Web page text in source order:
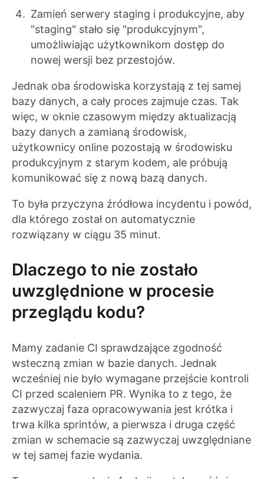
Zamień serwery staging i produkcyjne, aby
"staging" stało się "produkcyjnym",
umożliwiając użytkownikom dostęp do
nowej wersji bez przestojów.
Jednak oba środowiska korzystają z tej samej
bazy danych, a cały proces zajmuje czas. Tak
więc, w oknie czasowym między aktualizacją
bazy danych a zamianą środowisk,
użytkownicy online pozostają w środowisku
produkcyjnym z starym kodem, ale próbują
komunikować się z nową bazą danych.
To była przyczyna źródłowa incydentu i powód,
dla którego został on automatycznie
rozwiązany w ciągu 35 minut.
Dlaczego to nie zostało
uwzględnione w procesie
przeglądu kodu?
Mamy zadanie CI sprawdzające zgodność
wsteczną zmian w bazie danych. Jednak
wcześniej nie było wymagane przejście kontroli
CI przed scaleniem PR. Wynika to z tego, że
zazwyczaj faza opracowywania jest krótka i
trwa kilka sprintów, a pierwsza i druga część
zmian w schemacie są zazwyczaj uwzględniane
w tej samej fazie wydania.